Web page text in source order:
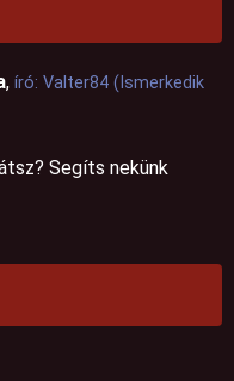
, író: Valter84 (Ismerkedik
Segíts nekünk